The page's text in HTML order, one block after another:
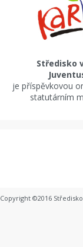
Středisko
je příspěvkovou
statutárním
Copyright ©2016